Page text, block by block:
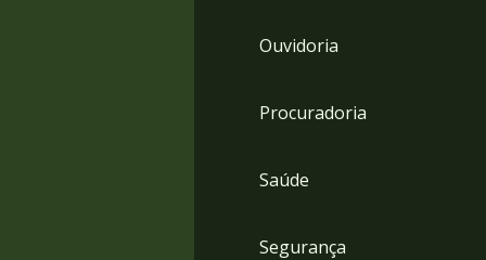
Ouvidoria
Procuradoria
Saúde
Segurança